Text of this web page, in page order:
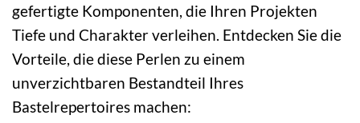
gefertigte Komponenten, die Ihren Projekten
Tiefe und Charakter verleihen. Entdecken Sie die
Vorteile, die diese Perlen zu einem
unverzichtbaren Bestandteil Ihres
Bastelrepertoires machen: